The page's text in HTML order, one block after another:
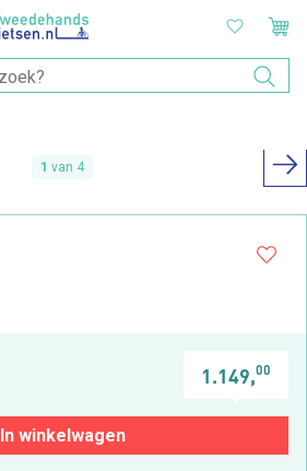
1 van 4
1.149,00
In winkelwagen